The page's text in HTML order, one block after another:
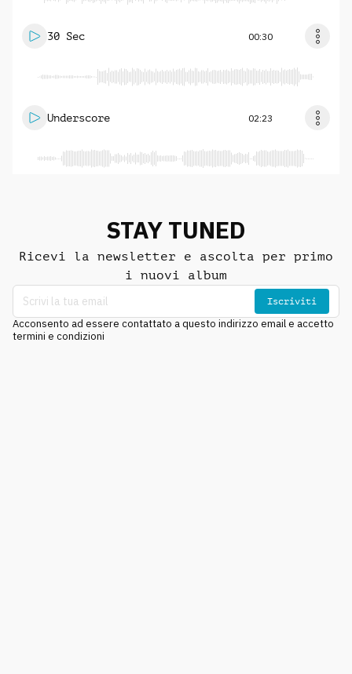
30 Sec 00:30
Underscore 02:23
STAY TUNED
Ricevi la newsletter e ascolta per primo
i nuovi album
Iscriviti
Acconsento ad essere contattato a questo indirizzo email e accetto
termini e condizioni